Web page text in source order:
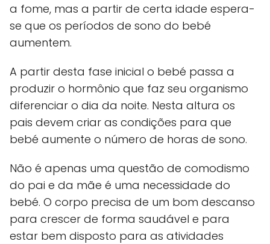
a fome, mas a partir de certa idade espera-
se que os períodos de sono do bebé
aumentem.
A partir desta fase inicial o bebé passa a
produzir o hormônio que faz seu organismo
diferenciar o dia da noite. Nesta altura os
pais devem criar as condições para que
bebé aumente o número de horas de sono.
Não é apenas uma questão de comodismo
do pai e da mãe é uma necessidade do
bebé. O corpo precisa de um bom descanso
para crescer de forma saudável e para
estar bem disposto para as atividades